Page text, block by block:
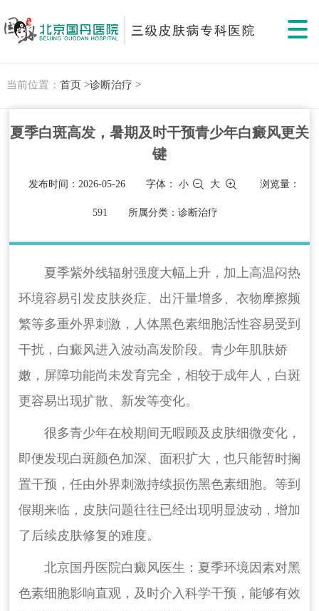
当前位置： 首页 >诊断治疗 >
夏季白斑高发，暑期及时干预青少年白癜风更关
键
发布时间：2026-05-26 字体：小 大 浏览量：
591 所属分类：诊断治疗
夏季紫外线辐射强度大幅上升，加上高温闷热
环境容易引发皮肤炎症、出汗量增多、衣物摩擦频
繁等多重外界刺激，人体黑色素细胞活性容易受到
干扰，白癜风进入波动高发阶段。青少年肌肤娇
嫩，屏障功能尚未发育完全，相较于成年人，白斑
更容易出现扩散、新发等变化。
很多青少年在校期间无暇顾及皮肤细微变化，
即便发现白斑颜色加深、面积扩大，也只能暂时搁
置干预，任由外界刺激持续损伤黑色素细胞。等到
假期来临，皮肤问题往往已经出现明显波动，增加
了后续皮肤修复的难度。
北京国丹医院白癜风医生：夏季环境因素对黑
色素细胞影响直观，及时介入科学干预，能够有效